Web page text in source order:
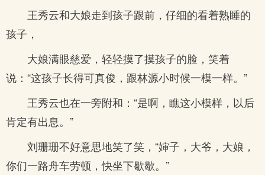
王秀云和大娘走到孩子跟前，仔细的看着熟睡的
孩子，
大娘满眼慈爱，轻轻摸了摸孩子的脸，笑着
说：“这孩子长得可真俊，跟林源小时候一模一样。”
王秀云也在一旁附和：“是啊，瞧这小模样，以后
肯定有出息。”
刘珊珊不好意思地笑了笑，“婶子，大爷，大娘，
你们一路舟车劳顿，快坐下歇歇。”